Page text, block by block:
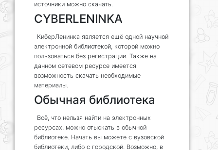
источники можно скачать.
CYBERLENINKA
КиберЛенинка является ещё одной научной
электронной библиотекой, которой можно
пользоваться без регистрации. Также на
данном сетевом ресурсе имеется
возможность скачать необходимые
материалы.
Обычная библиотека
Всё, что нельзя найти на электронных
ресурсах, можно отыскать в обычной
библиотеке. Начать вы можете с вузовской
библиотеки, либо с городской. Возможно, в